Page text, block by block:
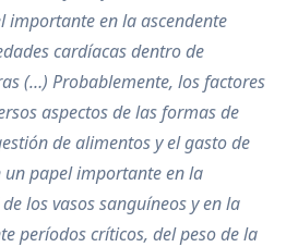
importante en la ascendente
cardíacas dentro de
(…) Probablemente, los factores
aspectos de las formas de
de alimentos y el gasto de
un papel importante en la
los vasos sanguíneos y en la
períodos críticos, del peso de la